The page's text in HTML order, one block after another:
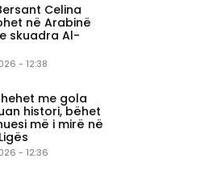
Celina
në Arabinë
skuadra Al-
- 12:38
me gola
histori, bëhet
më i mirë në
- 12:36